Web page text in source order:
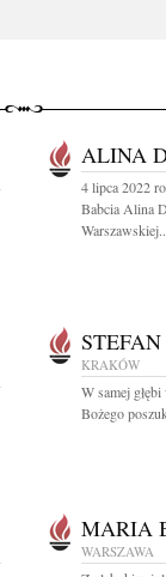
ALINA
4 lipca 2022
Babcia Alina
KRAKÓW
W samej
Bożego
MARIA
WARSZAWA